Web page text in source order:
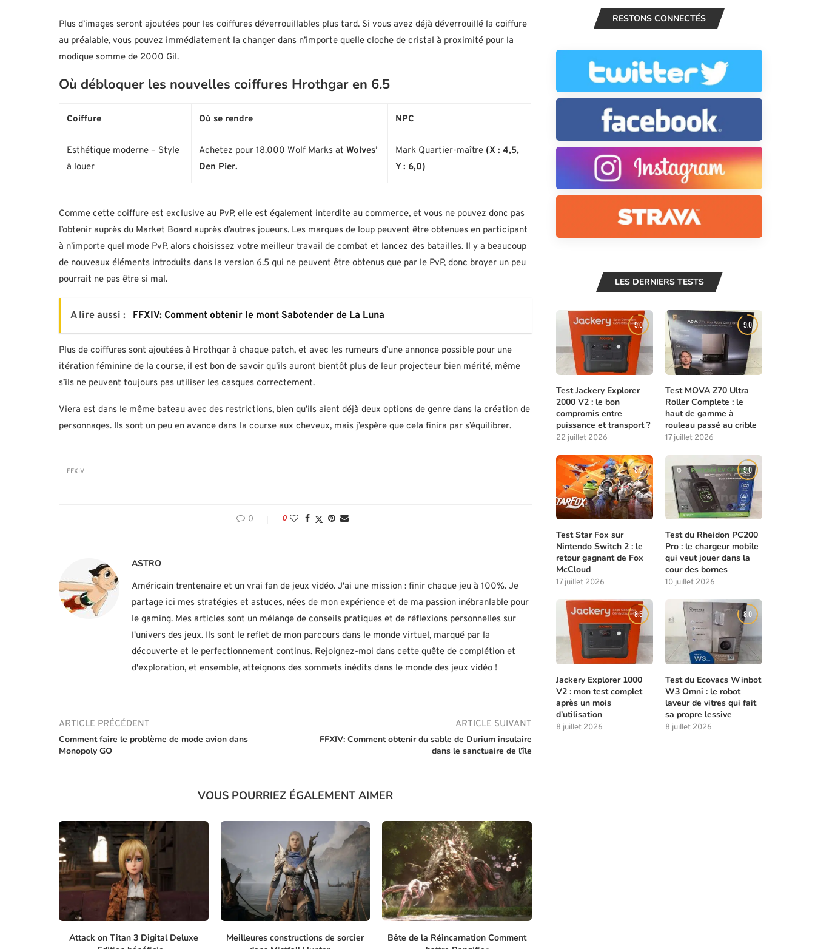
Plus d’images seront ajoutées pour les coiffures déverrouillables plus tard. Si vous avez déjà déverrouillé la coiffure
au préalable, vous pouvez immédiatement la changer dans n’importe quelle cloche de cristal à proximité pour la
modique somme de 2000 Gil.
Où débloquer les nouvelles coiffures Hrothgar en 6.5
Coiffure Où se rendre NPC
Esthétique moderne – Style
à louer
Achetez pour 18.000 Wolf Marks at Wolves’
Den Pier.
Mark Quartier-maître (X : 4,5,
Y : 6,0)
Comme cette coiffure est exclusive au PvP, elle est également interdite au commerce, et vous ne pouvez donc pas
l’obtenir auprès du Market Board auprès d’autres joueurs. Les marques de loup peuvent être obtenues en participant
à n’importe quel mode PvP, alors choisissez votre meilleur travail de combat et lancez des batailles. Il y a beaucoup
de nouveaux éléments introduits dans la version 6.5 qui ne peuvent être obtenus que par le PvP, donc broyer un peu
pourrait ne pas être si mal.
A lire aussi : FFXIV: Comment obtenir le mont Sabotender de La Luna
Plus de coiffures sont ajoutées à Hrothgar à chaque patch, et avec les rumeurs d’une annonce possible pour une
itération féminine de la course, il est bon de savoir qu’ils auront bientôt plus de leur projecteur bien mérité, même
s’ils ne peuvent toujours pas utiliser les casques correctement.
Viera est dans le même bateau avec des restrictions, bien qu’ils aient déjà deux options de genre dans la création de
personnages. Ils sont un peu en avance dans la course aux cheveux, mais j’espère que cela finira par s’équilibrer.
FFXIV
0 0
ASTRO
Américain trentenaire et un vrai fan de jeux vidéo. J'ai une mission : finir chaque jeu à 100%. Je
partage ici mes stratégies et astuces, nées de mon expérience et de ma passion inébranlable pour
le gaming. Mes articles sont un mélange de conseils pratiques et de réflexions personnelles sur
l'univers des jeux. Ils sont le reflet de mon parcours dans le monde virtuel, marqué par la
découverte et le perfectionnement continus. Rejoignez-moi dans cette quête de complétion et
d'exploration, et ensemble, atteignons des sommets inédits dans le monde des jeux vidéo !
ARTICLE PRÉCÉDENT
Comment faire le problème de mode avion dans
Monopoly GO
ARTICLE SUIVANT
FFXIV: Comment obtenir du sable de Durium insulaire
dans le sanctuaire de l’île
VOUS POURRIEZ ÉGALEMENT AIMER
Attack on Titan 3 Digital Deluxe
Meilleures constructions de sorcier
Bête de la Réincarnation Comment
RESTONS CONNECTÉS
LES DERNIERS TESTS
9.0
Test Jackery Explorer
2000 V2 : le bon
compromis entre
puissance et transport ?
22 juillet 2026
9.0
Test MOVA Z70 Ultra
Roller Complete : le
haut de gamme à
rouleau passé au crible
17 juillet 2026
8.0
Test Star Fox sur
Nintendo Switch 2 : le
retour gagnant de Fox
McCloud
17 juillet 2026
9.0
Test du Rheidon PC200
Pro : le chargeur mobile
qui veut jouer dans la
cour des bornes
10 juillet 2026
8.5
Jackery Explorer 1000
V2 : mon test complet
après un mois
d’utilisation
8 juillet 2026
8.0
Test du Ecovacs Winbot
W3 Omni : le robot
laveur de vitres qui fait
sa propre lessive
8 juillet 2026